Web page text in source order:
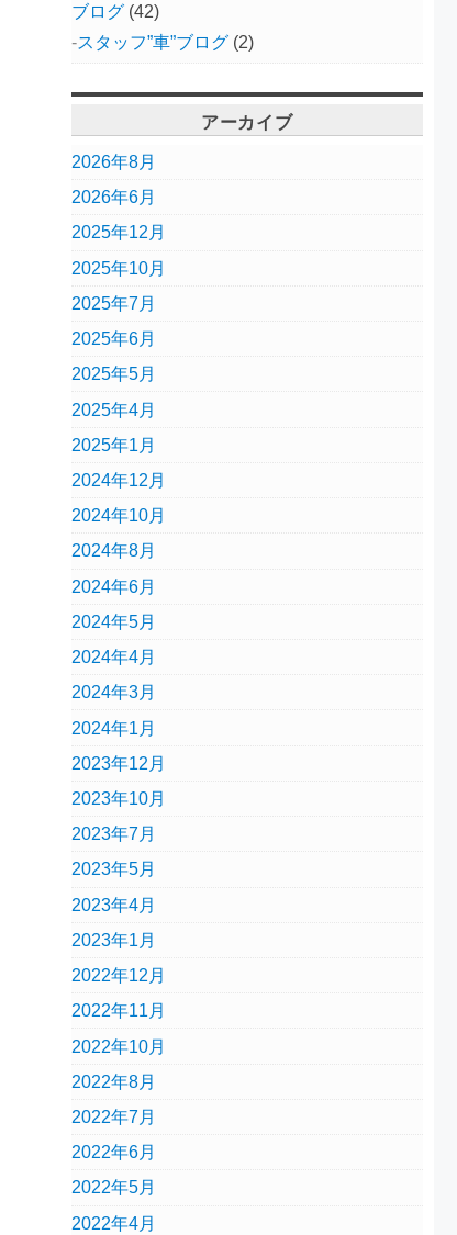
ブログ(42)
スタッフ”車”ブログ(2)
アーカイブ
2026年8月
2026年6月
2025年12月
2025年10月
2025年7月
2025年6月
2025年5月
2025年4月
2025年1月
2024年12月
2024年10月
2024年8月
2024年6月
2024年5月
2024年4月
2024年3月
2024年1月
2023年12月
2023年10月
2023年7月
2023年5月
2023年4月
2023年1月
2022年12月
2022年11月
2022年10月
2022年8月
2022年7月
2022年6月
2022年5月
2022年4月